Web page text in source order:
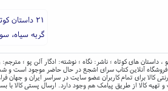
۲۱ داستان کوتاه از ادگار آلن پو با مضمون سیاهی و کارآگاهی بودن.
گربه سیاه،
، داستان های کوتاه ؛ ناشر: نگاه ؛ نوشته: ادگار آلن پو ؛ مترجم:
فروشگاه آنلاین کتاب سرای اشجع در حال حاضر موجود است و
کالا برای تمام کاربران عضو سایت در سراسر ایران و
تهیه کالا از طریق پیامک هم وجود دارد. ارسال پستی کالا